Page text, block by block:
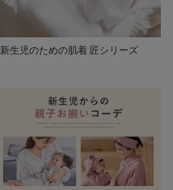
新生児のための肌着 匠シリーズ